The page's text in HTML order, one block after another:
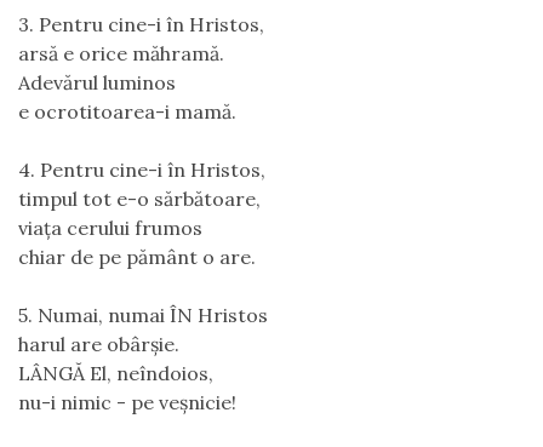
3. Pentru cine-i în Hristos,
arsă e orice măhramă.
Adevărul luminos
e ocrotitoarea-i mamă.
4. Pentru cine-i în Hristos,
timpul tot e-o sărbătoare,
viaţa cerului frumos
chiar de pe pământ o are.
5. Numai, numai ÎN Hristos
harul are obârşie.
LÂNGĂ El, neîndoios,
nu-i nimic - pe veşnicie!